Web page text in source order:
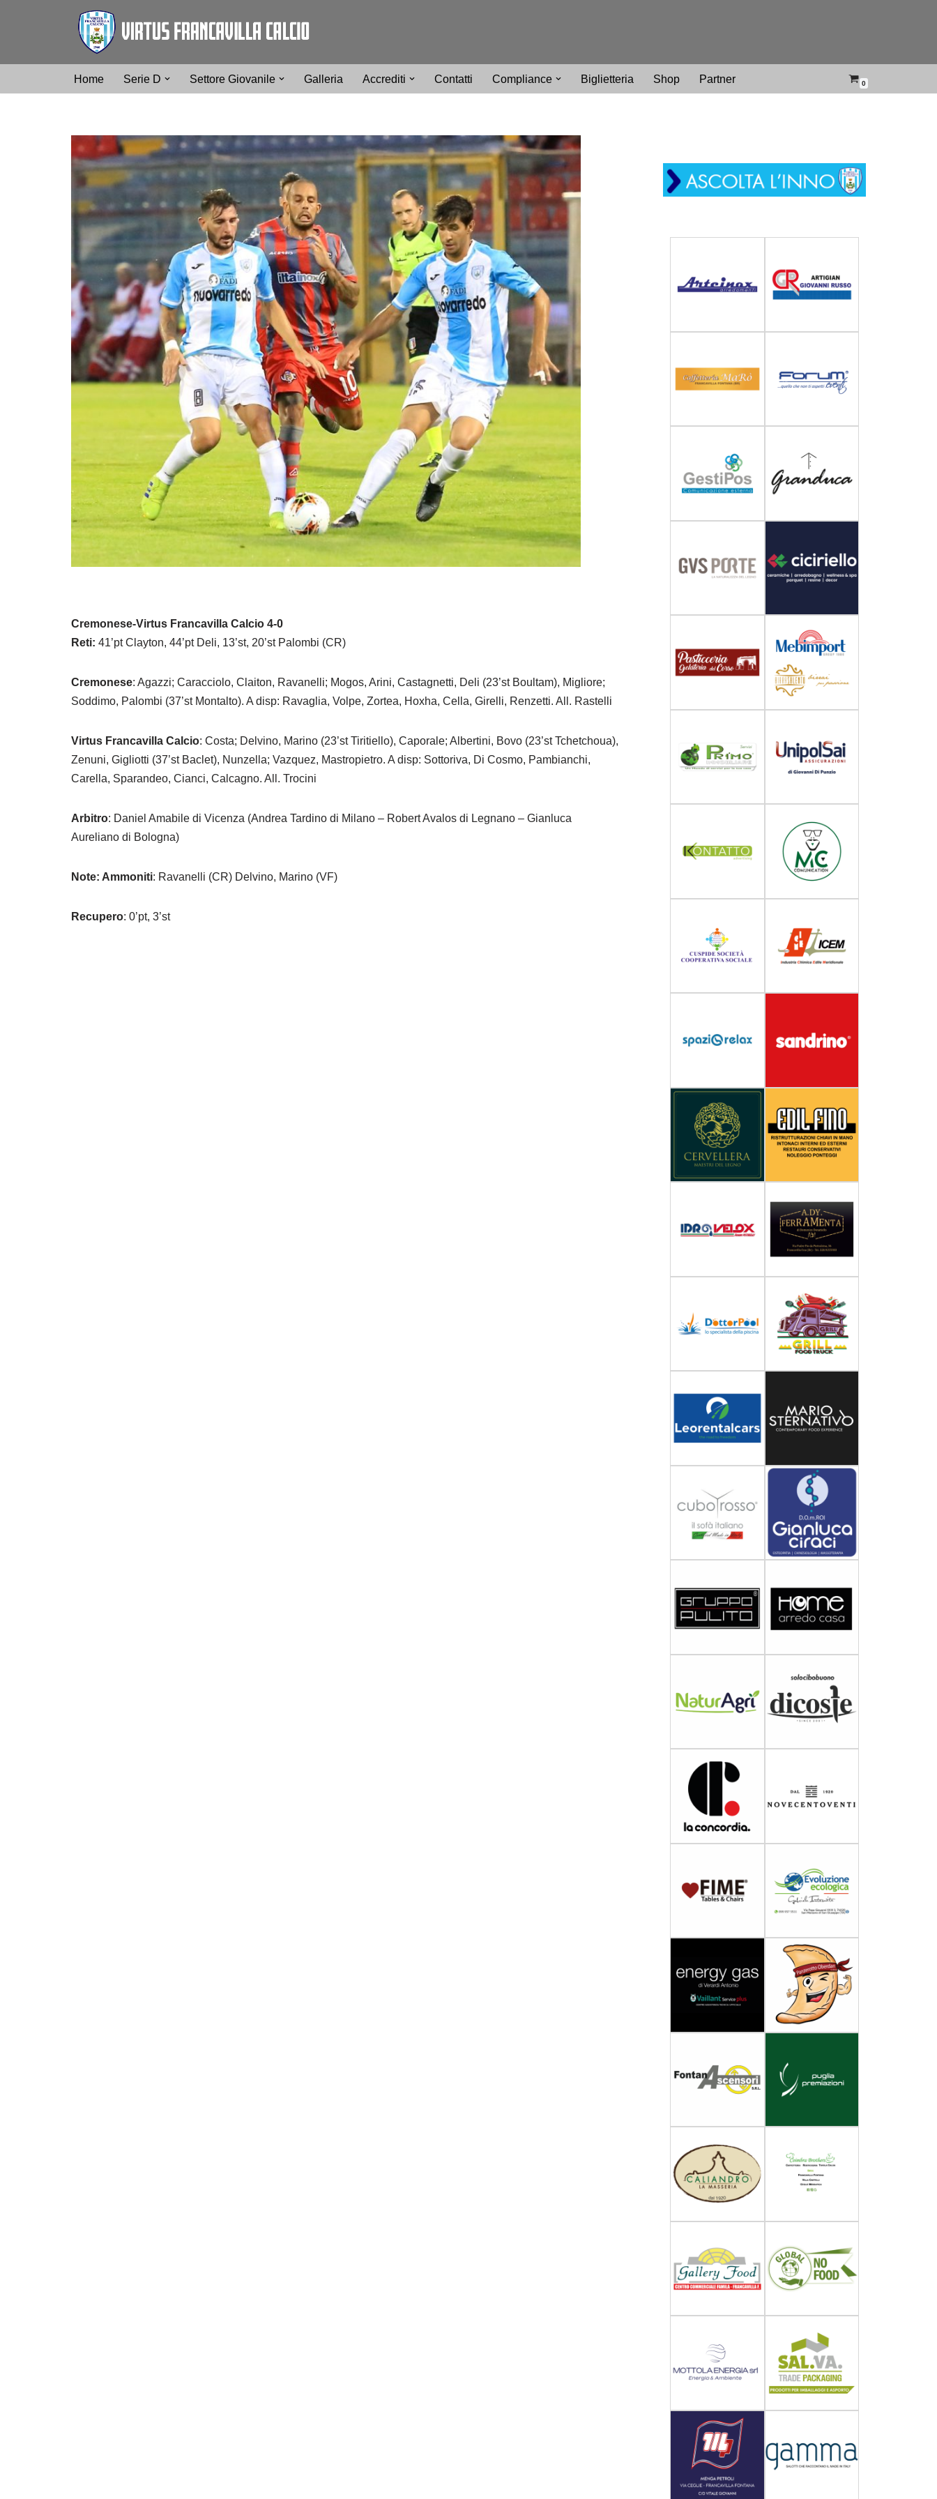
Home Serie D Settore Giovanile Galleria Accrediti Contatti Compliance Biglietteria Shop Partner 0
Cremonese-Virtus Francavilla Calcio 4-0
Reti: 41’pt Clayton, 44’pt Deli, 13’st, 20’st Palombi (CR)
Cremonese: Agazzi; Caracciolo, Claiton, Ravanelli; Mogos, Arini, Castagnetti, Deli (23’st Boultam), Migliore;
Soddimo, Palombi (37’st Montalto). A disp: Ravaglia, Volpe, Zortea, Hoxha, Cella, Girelli, Renzetti. All. Rastelli
Virtus Francavilla Calcio: Costa; Delvino, Marino (23’st Tiritiello), Caporale; Albertini, Bovo (23’st Tchetchoua),
Zenuni, Gigliotti (37’st Baclet), Nunzella; Vazquez, Mastropietro. A disp: Sottoriva, Di Cosmo, Pambianchi,
Carella, Sparandeo, Cianci, Calcagno. All. Trocini
Arbitro: Daniel Amabile di Vicenza (Andrea Tardino di Milano – Robert Avalos di Legnano – Gianluca
Aureliano di Bologna)
Note: Ammoniti: Ravanelli (CR) Delvino, Marino (VF)
Recupero: 0’pt, 3’st